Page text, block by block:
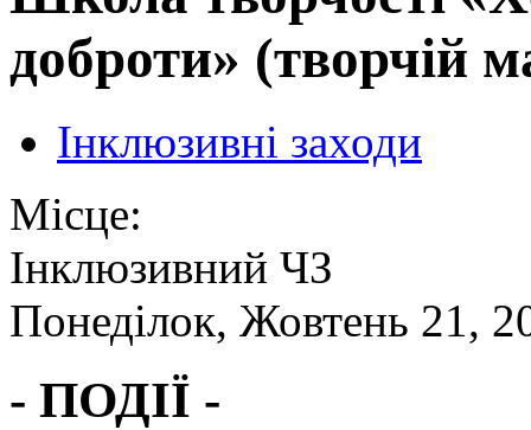
доброти» (творчій
Інклюзивні заходи
Місце:
Інклюзивний ЧЗ
Понеділок, Жовтень 21,
- ПОДІЇ -